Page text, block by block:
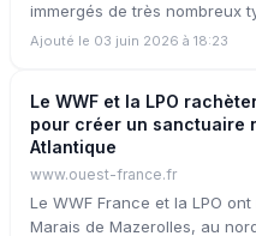
immergés de très nombreux
Ajouté le 03 juin 2026 à 18:23
Le WWF et la LPO
pour créer un sanctuaire
Atlantique
www.ouest-france.fr
Le WWF France et la LPO
Marais de Mazerolles, au